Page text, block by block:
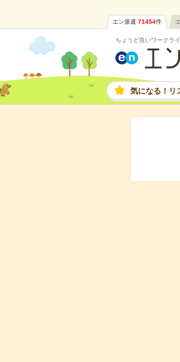
エン派遣 71454件
ちょうど良いワークラ
気になる！リ